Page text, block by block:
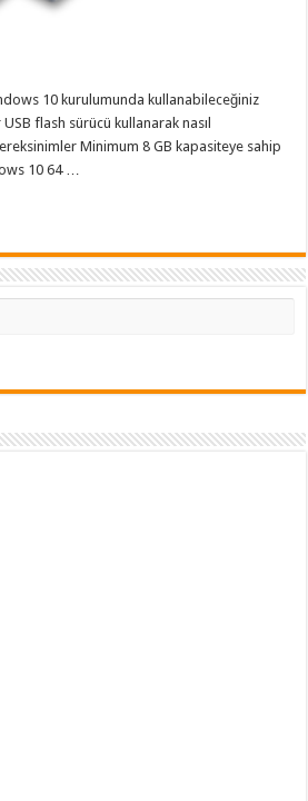
10 kurulumunda kullanabileceğiniz
flash sürücü kullanarak nasıl
Minimum 8 GB kapasiteye sahip
10 64 …